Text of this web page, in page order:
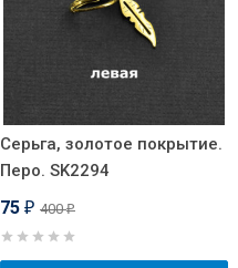
Серьга, золотое покрытие.
Перо. SK2294
75 ₽ 400₽